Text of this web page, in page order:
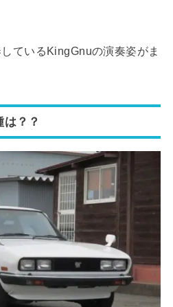
ているKingGnuの演奏姿がま
？？